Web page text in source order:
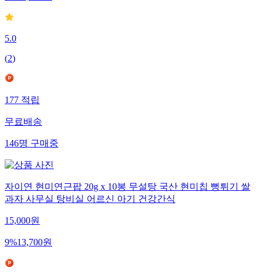
5.0
(2)
177 적립
무료배송
146명 구매중
자이연 현미연근팝 20g x 10봉 무설탕 국산 현미칩 뻥튀기 쌀
과자 사무실 탕비실 어르신 아기 건강간식
15,000원
9%13,700원